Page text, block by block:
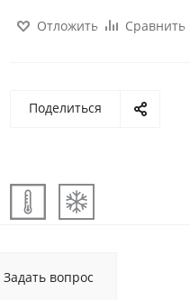
Отложить Сравнить
Поделиться
Задать вопрос